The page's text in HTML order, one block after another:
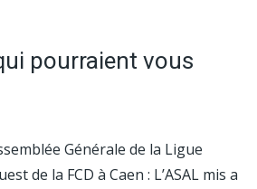
pourraient vous
Générale de la Ligue
de la FCD à Caen : L’ASAL mis a